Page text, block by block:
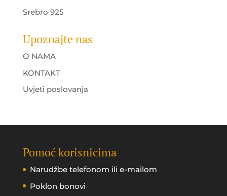
Srebro 925
Upoznajte nas
O NAMA
KONTAKT
Uvjeti poslovanja
Pomoć korisnicima
Narudžbe telefonom ili e-mailom
Poklon bonovi